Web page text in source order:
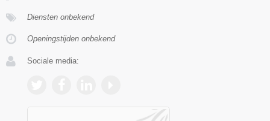
Diensten onbekend
Openingstijden onbekend
Sociale media: